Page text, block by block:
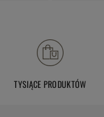
TYSIĄCE PRODUKTÓW